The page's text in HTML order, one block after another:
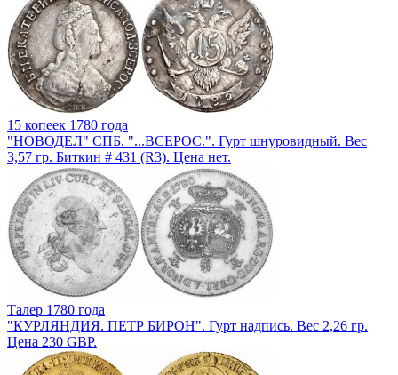
15 копеек 1780 года
"НОВОДЕЛ" СПБ. "...ВСЕРОС.". Гурт шнуровидный. Вес
3,57 гр. Биткин # 431 (R3). Цена нет.
Талер 1780 года
"КУРЛЯНДИЯ. ПЕТР БИРОН". Гурт надпись. Вес 2,26 гр.
Цена 230 GBP.